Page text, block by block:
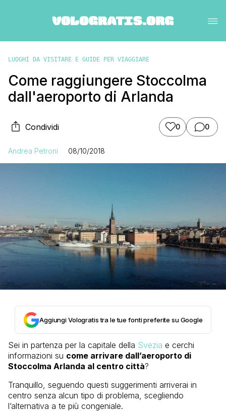
LUOGHI DA VISITARE E GUIDE PER VIAGGIARE
Come raggiungere Stoccolma
dall'aeroporto di Arlanda
Condividi 0 0
Andrea Petroni 08/10/2018
Aggiungi Vologratis tra le tue fonti preferite su Google
Sei in partenza per la capitale della Svezia e cerchi
informazioni su come arrivare dall’aeroporto di
Stoccolma Arlanda al centro città?
Tranquillo, seguendo questi suggerimenti arriverai in
centro senza alcun tipo di problema, scegliendo
l’alternativa a te più congeniale.